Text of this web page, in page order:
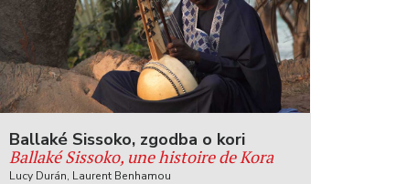
Ballaké Sissoko, zgodba o kori
Ballaké Sissoko, une histoire de Kora
Lucy Durán, Laurent Benhamou